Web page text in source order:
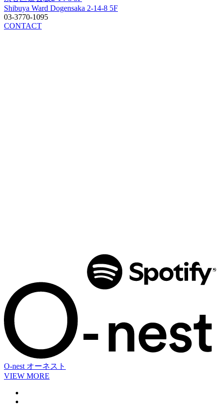
Shibuya Ward Dogensaka 2-14-8 5F
03-3770-1095
CONTACT
O-nest オーネスト
VIEW MORE